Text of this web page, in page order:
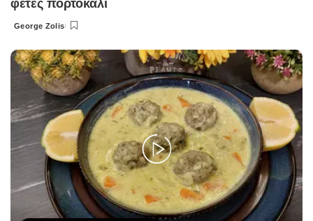
φέτες πορτοκάλι
Posted
George Zolis